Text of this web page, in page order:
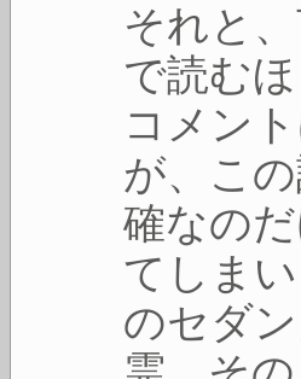
それと
で読む
コメン
が、こ
確なの
てしま
のセダ